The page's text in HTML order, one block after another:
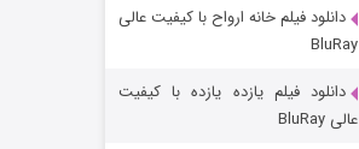
خاندان اژدها فصل ۳
دانلود فیلم خانه ارواح با کیفیت عالی
BluRay
دانلود فیلم یازده یازده با کیفیت
عالی BluRay